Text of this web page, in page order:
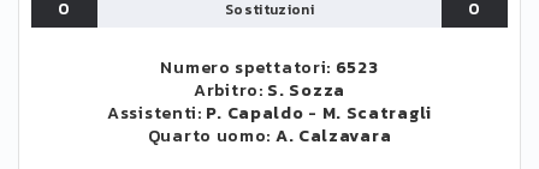
0
Sostituzioni 0
Numero spettatori: 6523
Arbitro: S. Sozza
Assistenti: P. Capaldo - M. Scatragli
Quarto uomo: A. Calzavara